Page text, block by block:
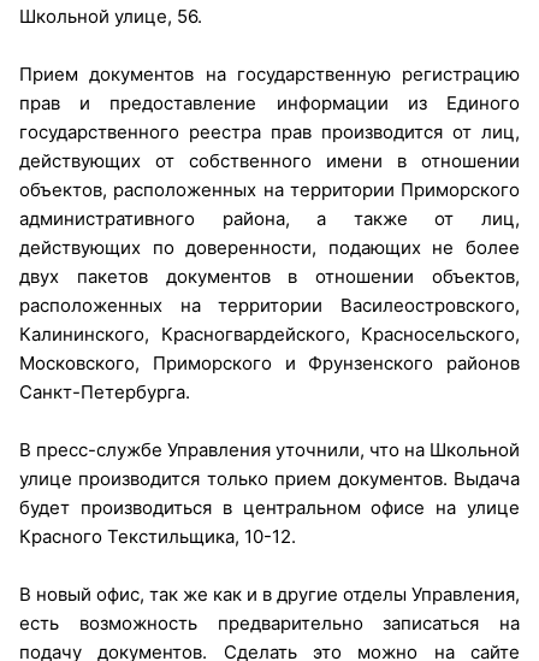
Школьной улице, 56.
Прием документов на государственную регистрацию
прав и предоставление информации из Единого
государственного реестра прав производится от лиц,
действующих от собственного имени в отношении
объектов, расположенных на территории Приморского
административного района, а также от лиц,
действующих по доверенности, подающих не более
двух пакетов документов в отношении объектов,
расположенных на территории Василеостровского,
Калининского, Красногвардейского, Красносельского,
Московского, Приморского и Фрунзенского районов
Санкт-Петербурга.
В пресс-службе Управления уточнили, что на Школьной
улице производится только прием документов. Выдача
будет производиться в центральном офисе на улице
Красного Текстильщика, 10-12.
В новый офис, так же как и в другие отделы Управления,
есть возможность предварительно записаться на
подачу документов. Сделать это можно на сайте